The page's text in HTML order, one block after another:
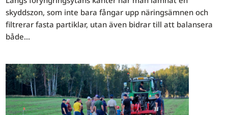
skyddszon, som inte bara fångar upp näringsämnen och
filtrerar fasta partiklar, utan även bidrar till att balansera
både...